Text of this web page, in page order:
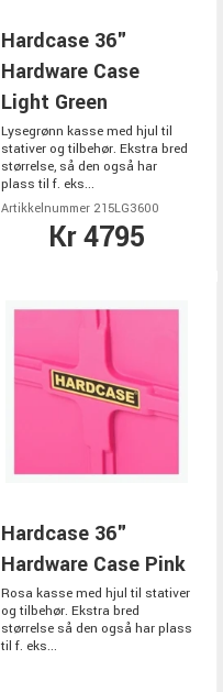
Hardcase 36"
Hardware Case
Light Green
Lysegrønn kasse med hjul til
stativer og tilbehør. Ekstra bred
størrelse, så den også har
plass til f. eks...
Artikkelnummer 215LG3600
Kr 4795
Hardcase 36"
Hardware Case Pink
Rosa kasse med hjul til stativer
og tilbehør. Ekstra bred
størrelse så den også har plass
til f. eks...